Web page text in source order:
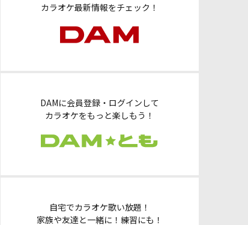
カラオケ最新情報をチェック！
DAMに会員登録・ログインして
カラオケをもっと楽しもう！
自宅でカラオケ歌い放題！
家族や友達と一緒に！練習にも！